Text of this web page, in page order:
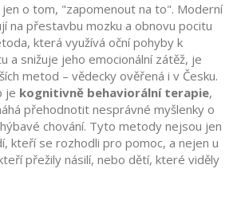
jen o tom, "zapomenout na to". Moderní
na přestavbu mozku a obnovu pocitu
která využívá oční pohyby k
a snižuje jeho emocionální zátěž, je
metod – vědecky ověřená i v Česku.
je kognitivně behaviorální terapie,
přehodnotit nesprávné myšlenky o
chování. Tyto metody nejsou jen
kteří se rozhodli pro pomoc, a nejen u
přežily násilí, nebo dětí, které viděly